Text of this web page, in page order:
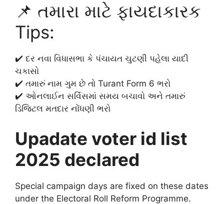
📌 તમારા માટે ફાયદાકારક
Tips:
✔️ દર નવા વિધાસભા કે પંચાયત ચુટણી પહેલા યાદી
ચકાસો
✔️ તમારું નામ ગુમ છે તો Turant Form 6 ભરો
✔️ ઓનલાઈન સર્વિસમાં સમય બચાવો અને તમારું
ડિજિટલ મતદાર નોંધણી ભરો
Upadate voter id list
2025 declared
Special campaign days are fixed on these dates
under the Electoral Roll Reform Programme.